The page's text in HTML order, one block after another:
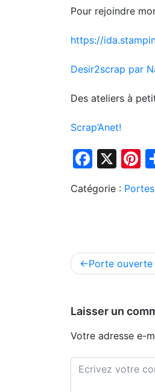
Pour rejoindre
https://
Desir2scrap par
Des ateliers à
Scrap’Anet!
X
Catégorie :
Navigation
de
Porte ouverte
Laisser un
Votre adresse e-